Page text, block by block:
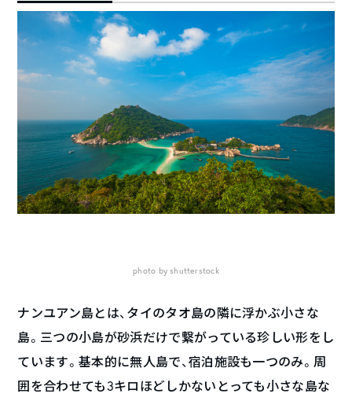
photo by shutterstock
ナンユアン島とは、タイのタオ島の隣に浮かぶ小さな
島。三つの小島が砂浜だけで繋がっている珍しい形をし
ています。基本的に無人島で、宿泊施設も一つのみ。周
囲を合わせても3キロほどしかないとっても小さな島な